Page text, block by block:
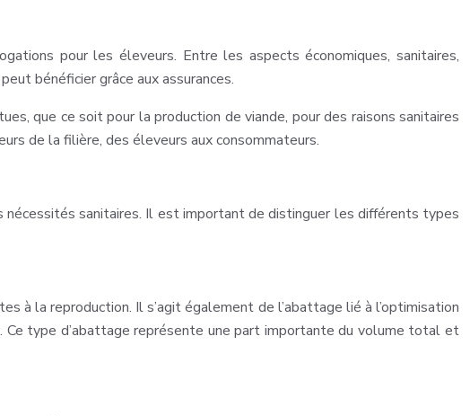
pour les éleveurs. Entre les aspects économiques, sanitaires,
bénéficier grâce aux assurances.
que ce soit pour la production de viande, pour des raisons sanitaires
de la filière, des éleveurs aux consommateurs.
nécessités sanitaires. Il est important de distinguer les différents types
à la reproduction. Il s’agit également de l’abattage lié à l’optimisation
Ce type d’abattage représente une part importante du volume total et